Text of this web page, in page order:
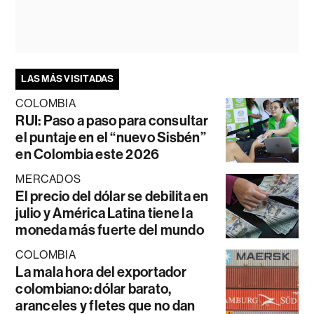
LAS MÁS VISITADAS
COLOMBIA
RUI: Paso a paso para consultar
el puntaje en el “nuevo Sisbén”
en Colombia este 2026
MERCADOS
El precio del dólar se debilita en
julio y América Latina tiene la
moneda más fuerte del mundo
COLOMBIA
La mala hora del exportador
colombiano: dólar barato,
aranceles y fletes que no dan